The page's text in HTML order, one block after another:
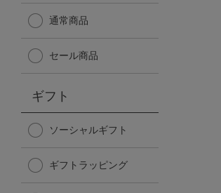
Afternoon Tea TEAROOM
Afternoon Tea TEAROOM
日傘
通常商品
セール商品
ギフト
ソーシャルギフト
ギフトラッピング